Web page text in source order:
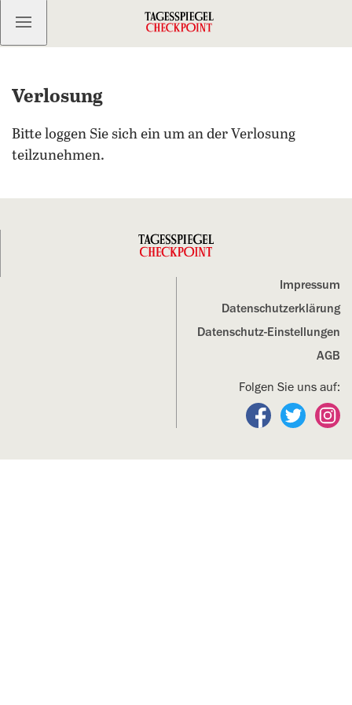
Kostenlos anmelden
Verlosung
Bitte loggen Sie sich ein um an der Verlosung
teilzunehmen.
Impressum
Datenschutz­erklärung
Datenschutz-Einstellungen
AGB
Folgen Sie uns auf:
Folgen Sie